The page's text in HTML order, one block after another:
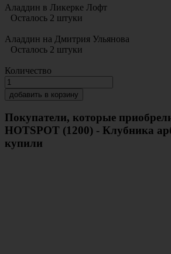
Аладдин в Ликерке Лофт
Осталось 2 штуки
Аладдин на Дмитрия Ульянова
Осталось 2 штуки
Количество
добавить в корзину
Покупатели, которые
HOTSPOT (1200) - Клубника
купили